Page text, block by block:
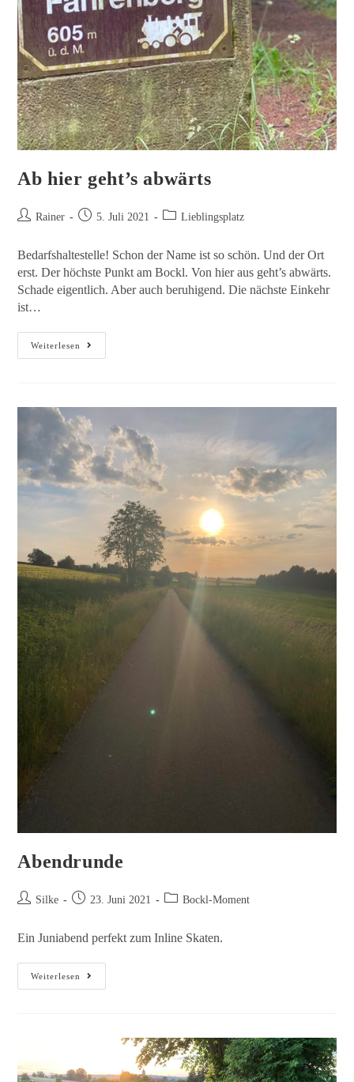
Ab hier geht’s abwärts
Rainer 5. Juli 2021 Lieblingsplatz
Bedarfshaltestelle! Schon der Name ist so schön. Und der Ort
erst. Der höchste Punkt am Bockl. Von hier aus geht’s abwärts.
Schade eigentlich. Aber auch beruhigend. Die nächste Einkehr
ist…
Weiterlesen
Abendrunde
Silke 23. Juni 2021 Bockl-Moment
Ein Juniabend perfekt zum Inline Skaten.
Weiterlesen